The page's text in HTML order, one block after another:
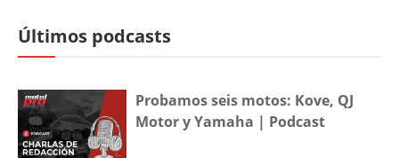
Últimos podcasts
Probamos seis motos: Kove, QJ
Motor y Yamaha | Podcast